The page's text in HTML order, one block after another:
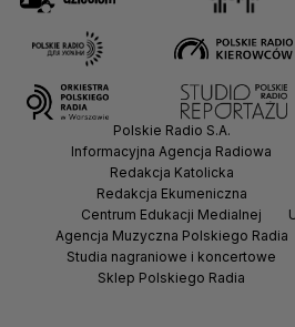
Polskie Radio S.A.
Informacyjna Agencja Radiowa
Redakcja Katolicka
Redakcja Ekumeniczna
Centrum Edukacji Medialnej
Agencja Muzyczna Polskiego Radia
Studia nagraniowe i koncertowe
Sklep Polskiego Radia